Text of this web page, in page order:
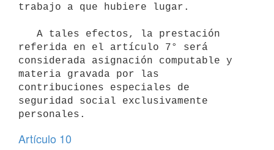
trabajo a que hubiere lugar.
referida en el artículo 7° será
considerada asignación computable y
materia gravada por las
contribuciones especiales de
seguridad social exclusivamente
Artículo 10